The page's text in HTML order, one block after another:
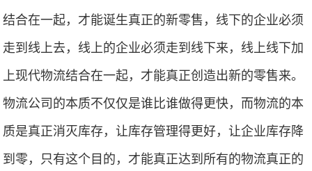
结合在一起，才能诞生真正的新零售，线下的企业必须
走到线上去，线上的企业必须走到线下来，线上线下加
上现代物流结合在一起，才能真正创造出新的零售来。
物流公司的本质不仅仅是谁比谁做得更快，而物流的本
质是真正消灭库存，让库存管理得更好，让企业库存降
到零，只有这个目的，才能真正达到所有的物流真正的